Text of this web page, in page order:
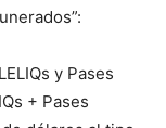
y Pases
+ Pases